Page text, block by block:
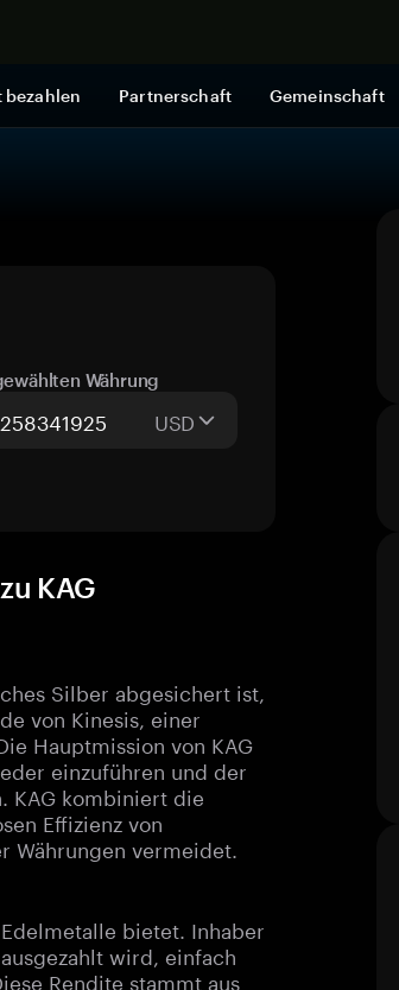
bezahlen Partnerschaft Gemeinschaft
Währung
USD
KAG
Silber abgesichert ist,
von Kinesis, einer
Hauptmission von KAG
einzuführen und der
KAG kombiniert die
Effizienz von
vermeidet.
bietet. Inhaber
wird, einfach
Rendite stammt aus